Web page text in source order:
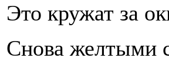
Это кружат за
Снова желтыми